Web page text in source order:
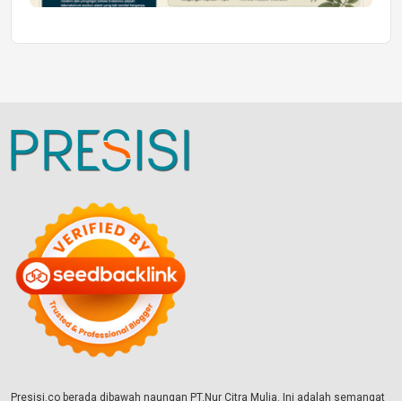
Presisi.co berada dibawah naungan PT.Nur Citra Mulia. Ini adalah semangat